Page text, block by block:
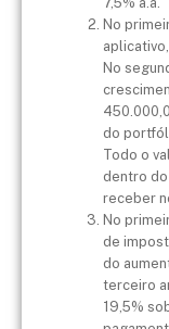
No
No
do
Todo o
dentro do
receber
No
de
do
terceiro
19,5%